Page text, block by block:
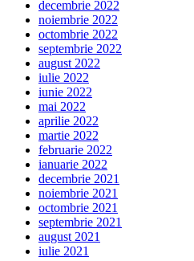
decembrie 2022
noiembrie 2022
octombrie 2022
septembrie 2022
august 2022
iulie 2022
iunie 2022
mai 2022
aprilie 2022
martie 2022
februarie 2022
ianuarie 2022
decembrie 2021
noiembrie 2021
octombrie 2021
septembrie 2021
august 2021
iulie 2021